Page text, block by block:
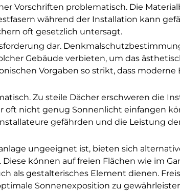
Vorschriften problematisch. Die
während der Installation kann
oft gesetzlich untersagt.
dar.
Gebäude verbieten, um das
Vorgaben so strikt, dass moderne
Zu steile Dächer erschweren die
oft nicht genug Sonnenlicht einfangen
gefährden und die Leistung
ungeeignet ist, bieten sich
können auf freien Flächen wie im
als gestalterisches Element dienen.
Sonnenexposition zu